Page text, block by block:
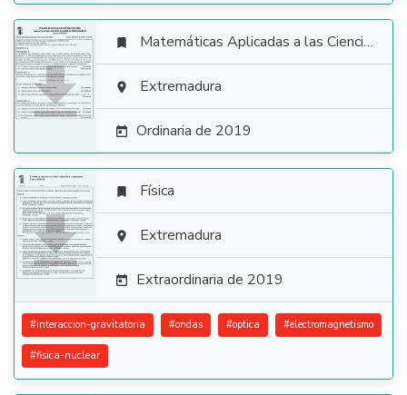

 Matemáticas Aplicadas a las Ciencias Sociales
 Extremadura
 Ordinaria de 2019

 Física
 Extremadura
 Extraordinaria de 2019
#interaccion-gravitatoria #ondas #optica #electromagnetismo
#fisica-nuclear